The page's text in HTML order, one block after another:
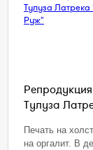
Тулуза
Печать на
на оргалит. В